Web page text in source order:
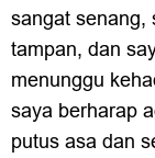
sangat senang,
tampan, dan
menunggu
saya berharap
putus asa dan